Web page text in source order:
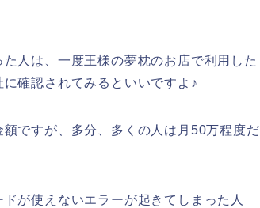
人は、一度王様の夢枕のお店で利用した
確認されてみるといいですよ♪
ですが、多分、多くの人は月50万程度だ
が使えないエラーが起きてしまった人